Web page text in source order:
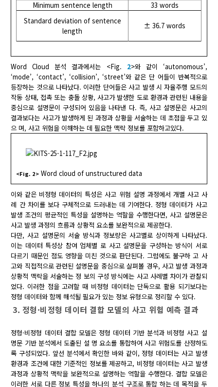
Minimum sentence length
33 words
Standard deviation of sentence
length
± 36.7 words
Word Cloud 분석 결과에서는 <Fig. 2>와 같이 ‘autonomous’,
‘mode’, ‘contact’, ‘collision’, ‘street’와 같은 단 어들이 반복적으로
등장하는 것으로 나타났다. 이러한 단어들은 사고 발생 시 자율주행 모드의
작동 상태, 접촉 또는 충돌 상황, 사고가 발생한 도로 환경과 관련된 내용을
중심으로 설명문이 구성되어 있음을 나타낸 다. 즉, 사고 설명문은 사고의
결과보다는 사고가 발생하게 된 과정과 상황을 서술하는 데 초점을 두고 있
으 며, 사고 위험을 이해하는 데 필요한 맥락 정보를 포함하고있다.
<Fig. 2> Word cloud of unstructured data
이와 같은 비정형 데이터의 특성은 사고 위험 설명 과정에서 개별 사고 사
례 간 차이를 보다 구체적으로 드러내는 데 기여한다. 정형 데이터가 사고
발생 조건의 평균적인 특성을 설명하는 역할을 수행한다면, 사고 설명문은
사고 발생 과정의 흐름과 상황적 요소를 보완적으로 제공한다.
다만, 사고 설명문의 서술 방식과 정보량은 사고별로 상이하게 나타났다.
이는 데이터 특성상 참여 업체별 로 사고 설명문을 구성하는 방식이 서로
다르기 때문인 점도 영향을 미친 것으로 판단된다. 그럼에도 불구하 고 사
고와 직접적으로 관련된 설명문을 중심으로 살펴볼 경우, 사고 발생 과정과
상황적 맥락을 서술하는 정 보의 구성 방식에는 사고 사례별 차이가 관찰되
었다. 이러한 점을 고려할 때 비정형 데이터는 단독으로 활용 되기보다는
정형 데이터와 함께 해석될 필요가 있는 정보 유형으로 정리할 수 있다.
3. 정형·비정형 데이터 결합 모델의 사고 위험 예측 결과
정형·비정형 데이터 결합 모델은 정형 데이터 기반 분석과 비정형 사고 설
명문 기반 분석에서 도출된 설 명 요소를 통합하여 사고 위험도를 산정하도
록 구성되었다. 앞선 분석에서 확인한 바와 같이, 정형 데이터는 사고 발생
환경과 조건에 대한 기준적인 정보를 제공하고, 비정형 데이터는 사고 발생
과정과 상황적 맥락을 보완적으로 설명하는 역할을 수행한다. 결합 모델은
이러한 서로 다른 정보 특성을 하나의 분석 구조로 통합 하는 데 목적을 두